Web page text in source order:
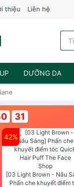
thiệu Liên hệ
DƯỠNG DA
30
42%
[03 Light Brown - Nâu
Phấn che khuyết điểm